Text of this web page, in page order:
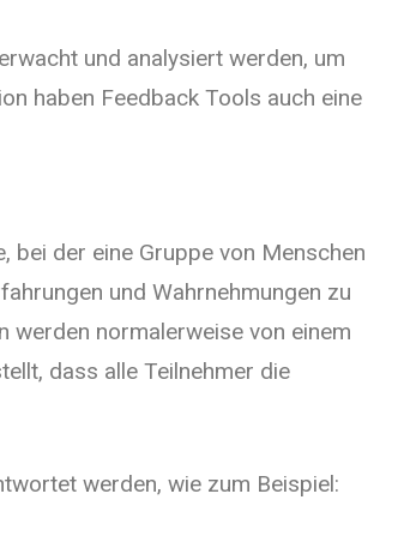
und analysiert werden, um
haben Feedback Tools auch eine
bei der eine Gruppe von Menschen
und Wahrnehmungen zu
werden normalerweise von einem
dass alle Teilnehmer die
werden, wie zum Beispiel: